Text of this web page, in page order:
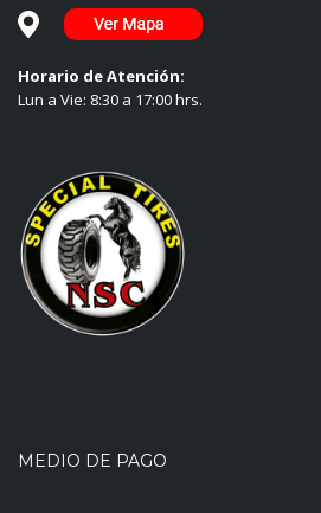
Horario de Atención:
Lun a Vie: 8:30 a 17:00 hrs.
MEDIO DE PAGO